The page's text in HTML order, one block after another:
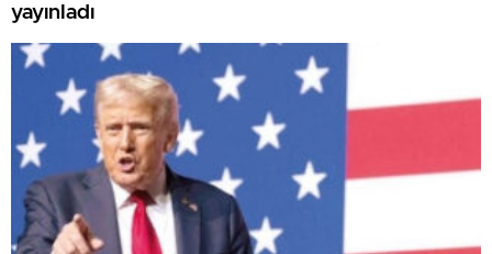
yayınladı